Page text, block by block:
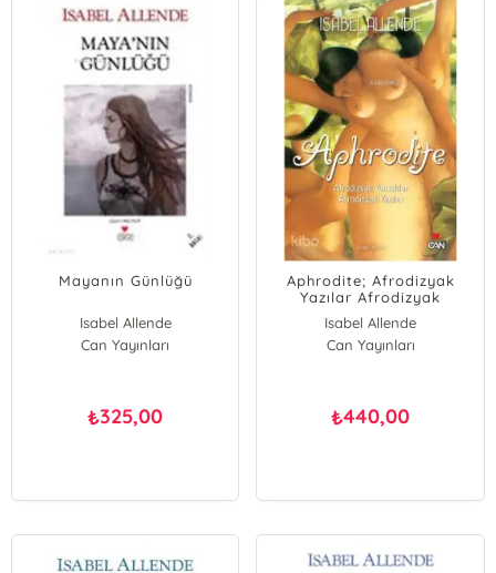
Mayanın Günlüğü
Isabel Allende
Can Yayınları
₺325,00
Aphrodite; Afrodizyak
Yazılar Afrodizyak
Yemekler
Isabel Allende
Can Yayınları
₺440,00